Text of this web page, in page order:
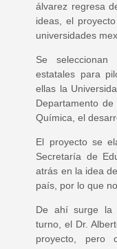
álvarez regresa
ideas, el
universidades
Se seleccionan
estatales para
ellas la
Departamento
Química, el
El proyecto se
Secretaría de
atrás en la idea
país, por lo que
De ahí surge la
turno, el Dr.
proyecto, pero